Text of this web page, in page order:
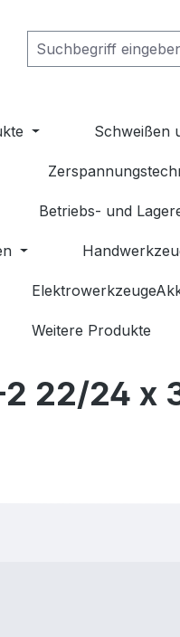
Schweißen
Betriebs- und
Weitere Produkte
22/24 x